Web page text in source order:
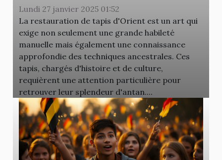
Lundi 27 janvier 2025 01:52
La restauration de tapis d'Orient est un art qui
exige non seulement une grande habileté
manuelle mais également une connaissance
approfondie des techniques ancestrales. Ces
tapis, chargés d'histoire et de culture,
requièrent une attention particulière pour
retrouver leur splendeur d'antan....